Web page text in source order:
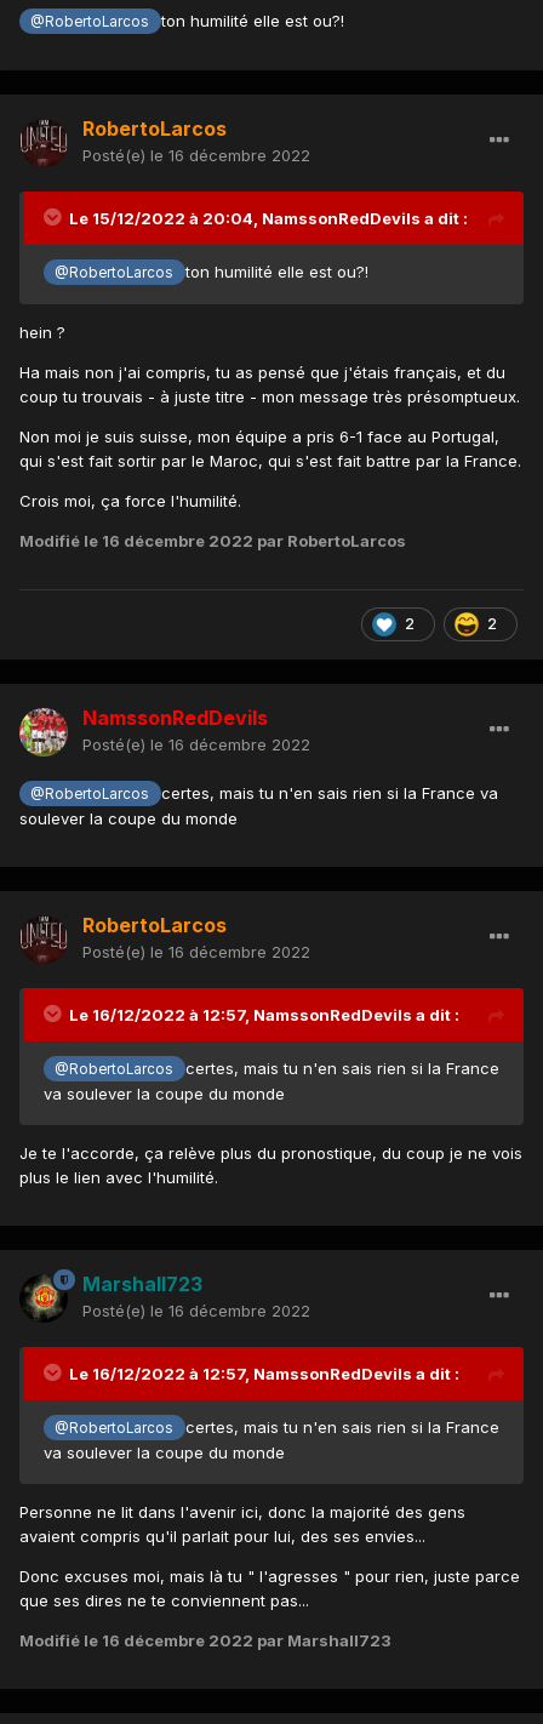
@RobertoLarcos ton humilité elle est ou?!
RobertoLarcos
Posté(e) le 16 décembre 2022
Le 15/12/2022 à 20:04, NamssonRedDevils a dit :
@RobertoLarcos ton humilité elle est ou?!
hein ?
Ha mais non j'ai compris, tu as pensé que j'étais français, et du
coup tu trouvais - à juste titre - mon message très présomptueux.
Non moi je suis suisse, mon équipe a pris 6-1 face au Portugal,
qui s'est fait sortir par le Maroc, qui s'est fait battre par la France.
Crois moi, ça force l'humilité.
Modifié le 16 décembre 2022 par RobertoLarcos
2 2
NamssonRedDevils
Posté(e) le 16 décembre 2022
@RobertoLarcos
certes, mais tu n'en sais rien si la France va
soulever la coupe du monde
RobertoLarcos
Posté(e) le 16 décembre 2022
Le 16/12/2022 à 12:57, NamssonRedDevils a dit :
@RobertoLarcos
certes, mais tu n'en sais rien si la France
va soulever la coupe du monde
Je te l'accorde, ça relève plus du pronostique, du coup je ne vois
plus le lien avec l'humilité.
Marshall723
Posté(e) le 16 décembre 2022
Le 16/12/2022 à 12:57, NamssonRedDevils a dit :
@RobertoLarcos
certes, mais tu n'en sais rien si la France
va soulever la coupe du monde
Personne ne lit dans l'avenir ici, donc la majorité des gens
avaient compris qu'il parlait pour lui, des ses envies...
Donc excuses moi, mais là tu " l'agresses " pour rien, juste parce
que ses dires ne te conviennent pas...
Modifié le 16 décembre 2022 par Marshall723